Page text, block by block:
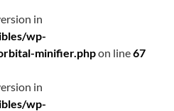
in
wp-
minifier.phpon line67
in
wp-